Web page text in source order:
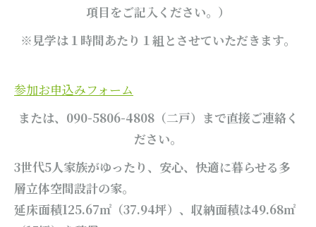
項目をご記入ください。 ）
※見学は１時間あたり１組とさせていただきます。
参加お申込みフォーム
または、090-5806-4808（二戸）まで直接ご連絡く
ださい。
3世代5人家族がゆったり、安心、快適に暮らせる多
層立体空間設計の家。
延床面積125.67㎡（37.94坪）、収納面積は49.68㎡